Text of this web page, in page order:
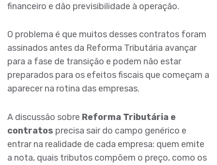
financeiro e dão previsibilidade à operação.
O problema é que muitos desses contratos foram
assinados antes da Reforma Tributária avançar
para a fase de transição e podem não estar
preparados para os efeitos fiscais que começam a
aparecer na rotina das empresas.
A discussão sobre Reforma Tributária e
contratos precisa sair do campo genérico e
entrar na realidade de cada empresa: quem emite
a nota, quais tributos compõem o preço, como os